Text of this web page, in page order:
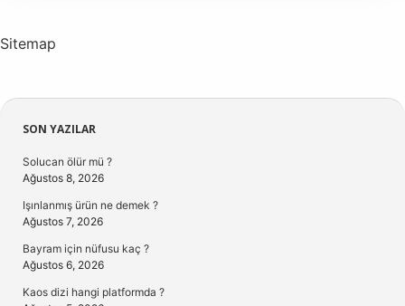
Sitemap
Sidebar
SON YAZILAR
Solucan ölür mü ?
Ağustos 8, 2026
Işınlanmış ürün ne demek ?
Ağustos 7, 2026
Bayram için nüfusu kaç ?
Ağustos 6, 2026
Kaos dizi hangi platformda ?